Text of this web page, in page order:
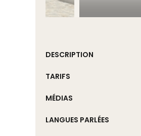
DESCRIPTION
TARIFS
MÉDIAS
LANGUES PARLÉES